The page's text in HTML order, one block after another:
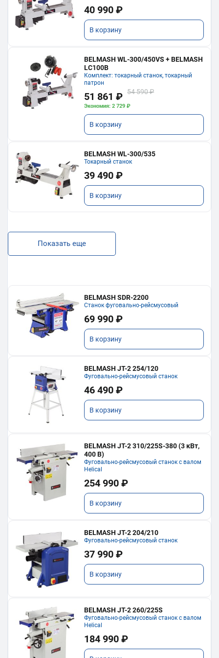
40 990 ₽
В корзину
BELMASH WL-300/450VS + BELMASH
LC100B
Комплект: токарный станок, токарный
патрон
51 861 ₽ 54 590 ₽
Экономия: 2 729 ₽
В корзину
BELMASH WL-300/535
Токарный станок
39 490 ₽
В корзину
Показать еще
BELMASH SDR-2200
Станок фуговально-рейсмусовый
69 990 ₽
В корзину
BELMASH JT-2 254/120
Фуговально-рейсмусовый станок
46 490 ₽
В корзину
BELMASH JT-2 310/225S-380 (3 кВт,
400 В)
Фуговально-рейсмусовый станок с валом
Helical
254 990 ₽
В корзину
BELMASH JT-2 204/210
Фуговально-рейсмусовый станок
37 990 ₽
В корзину
BELMASH JT-2 260/225S
Фуговально-рейсмусовый станок с валом
Helical
184 990 ₽